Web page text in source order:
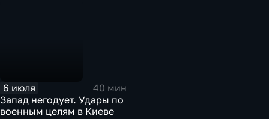
6 июля
40 мин
Запад негодует. Удары по
военным целям в Киеве